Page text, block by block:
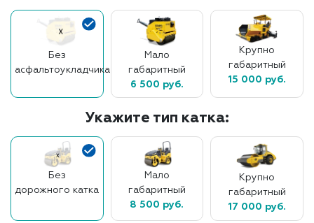
Без
асфальтоукладчика
Мало
габаритный
6 500 руб.
Крупно
габаритный
15 000 руб.
Укажите тип катка:
Без
дорожного катка
Мало
габаритный
8 500 руб.
Крупно
габаритный
17 000 руб.